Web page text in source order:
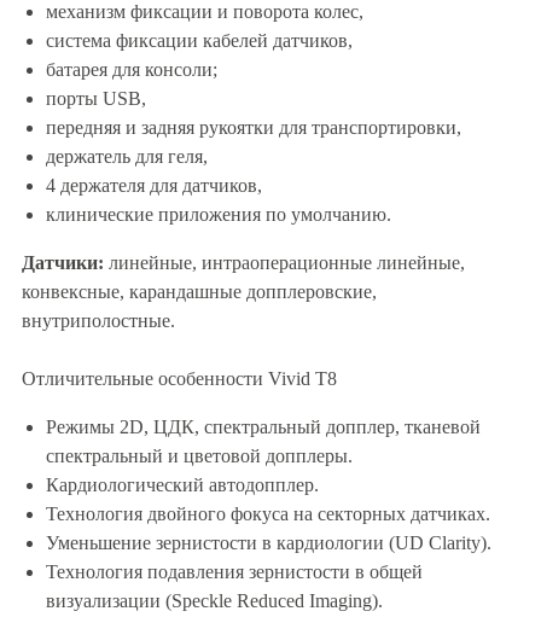
механизм фиксации и поворота колес,
система фиксации кабелей датчиков,
батарея для консоли;
порты USB,
передняя и задняя рукоятки для транспортировки,
держатель для геля,
4 держателя для датчиков,
клинические приложения по умолчанию.
Датчики: линейные, интраоперационные линейные,
конвексные, карандашные допплеровские,
внутриполостные.
Отличительные особенности Vivid T8
Режимы 2D, ЦДК, спектральный допплер, тканевой
спектральный и цветовой допплеры.
Кардиологический автодопплер.
Технология двойного фокуса на секторных датчиках.
Уменьшение зернистости в кардиологии (UD Clarity).
Технология подавления зернистости в общей
визуализации (Speckle Reduced Imaging).